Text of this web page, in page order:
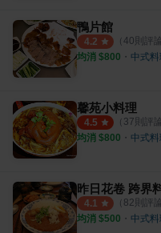
鴨片館
4.2 （ 40則評
均消 $800 ・ 中式料
馨苑小料理
4.5 （ 37則評
均消 $800 ・ 中式料
昨日花卷 跨界
4.1 （ 82則評
均消 $500 ・ 中式料